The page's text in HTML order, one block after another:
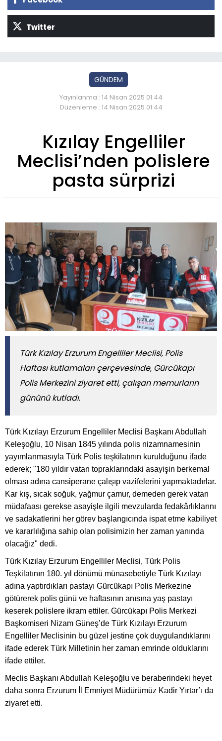
Twitter
GÜNDEM
Yayınlanma : 14 Nisan 2025 01:44
Düzenleme : 14 Nisan 2025 01:44
Kızılay Engelliler
Meclisi’nden polislere
pasta sürprizi
Türk Kızılay Erzurum Engelliler Meclisi, Polis
Haftası kutlamaları çerçevesinde, Gürcükapı
Polis Merkezini ziyaret etti, çalışan memurların
gününü kutladı.
Türk Kızılayı Erzurum Engelliler Meclisi Başkanı Abdullah
Keleşoğlu, 10 Nisan 1845 yılında polis nizamnamesinin
yayımlanmasıyla Türk Polis teşkilatının kurulduğunu ifade
ederek; "180 yıldır vatan topraklarındaki asayişin berkemal
olması adına cansiperane çalışıp vazifelerini yapmaktadırlar.
Kar kış, sıcak soğuk, yağmur çamur, demeden gerek vatan
müdafaası gerekse asayişle ilgili mevzularda fedakârlıklarını
ve sadakatlerini her görev başlangıcında ispat etme kabiliyet
ve kararlılığına sahip olan polisimizin her zaman yanında
olacağız" dedi.
Türk Kızılay Erzurum Engelliler Meclisi, Türk Polis
Teşkilatının 180. yıl dönümü münasebetiyle Türk Kızılayı
adına yaptırdıkları pastayı Gürcükapı Polis Merkezine
götürerek polis günü ve haftasının anısına yaş pastayı
keserek polislere ikram ettiler. Gürcükapı Polis Merkezi
Başkomiseri Nizam Güneş’de Türk Kızılayı Erzurum
Engelliler Meclisinin bu güzel jestine çok duygulandıklarını
ifade ederek Türk Milletinin her zaman emrinde olduklarını
ifade ettiler.
Meclis Başkanı Abdullah Keleşoğlu ve beraberindeki heyet
daha sonra Erzurum İl Emniyet Müdürümüz Kadir Yırtar’ı da
ziyaret etti.